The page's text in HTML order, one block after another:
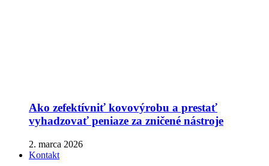
Ako zefektívniť kovovýrobu a prestať
vyhadzovať peniaze za zničené nástroje
2. marca 2026
Kontakt